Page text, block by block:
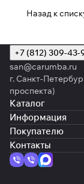
Назад к
+7 (812) 309-43-
san@carumba.ru
г. Санкт-
проспекта)
Каталог
Информация
Покупателю
Контакты